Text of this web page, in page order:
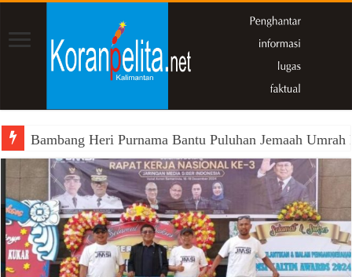
Bambang Heri Purnama Bantu Puluhan Jemaah